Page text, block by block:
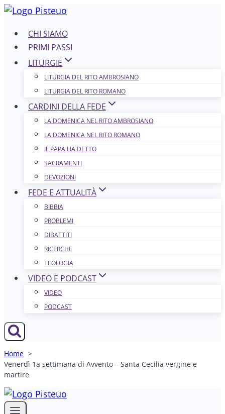
Salta
contenutoCHI SIAMO
PRIMI PASSI
LITURGIE
LITURGIA DEL RITO AMBROSIANO
LITURGIA DEL RITO ROMANO
CARDINI DELLA FEDE
LA DOMENICA NEL R​​​​​​ITO AMBROSIANO
LA DOMENICA NEL RITO ROMANO
IL PAPA HA DETTO
SACRAMENTI
DEVOZIONI
FEDE E ATTUALITÀ
BIBBIA
PROBLEMI
DIBATTITI
RICERCHE
TEOLOGIA
VIDEO E PODCAST
VIDEO
PODCAST
Home
Venerdì 1a settimana di Avvento – Santa Cecilia vergine e
martire